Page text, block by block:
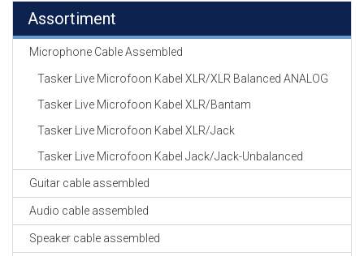
Assortiment
Microphone Cable Assembled
Tasker Live Microfoon Kabel XLR/XLR Balanced ANALOG
Tasker Live Microfoon Kabel XLR/Bantam
Tasker Live Microfoon Kabel XLR/Jack
Tasker Live Microfoon Kabel Jack/Jack-Unbalanced
Guitar cable assembled
Audio cable assembled
Speaker cable assembled